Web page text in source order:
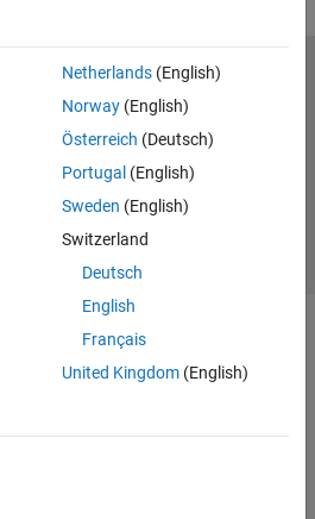
Netherlands(English)
Norway(English)
Österreich (Deutsch)
Portugal (English)
Sweden (English)
Switzerland
Deutsch
English
Français
United Kingdom(English)
Datenschutz-Richtlinien
Status von Anwendungen
Inc.
Website auswählen
Deutschland